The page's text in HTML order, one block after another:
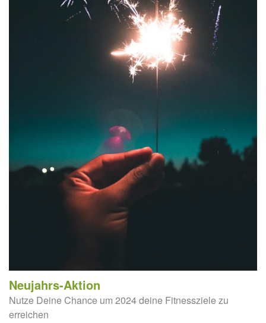
Neujahrs-Aktion
Nutze Deine Chance um 2024 deine Fitnessziele zu
erreichen